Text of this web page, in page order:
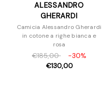
ALESSANDRO
GHERARDI
Camicia Alessandro Gherardi
in cotone a righe bianca e
rosa
€185,00
-30%
€130,00